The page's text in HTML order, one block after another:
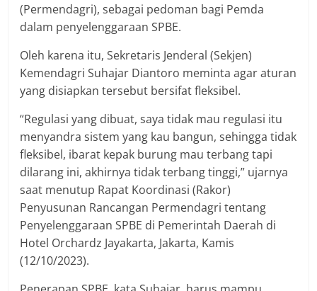
(Permendagri), sebagai pedoman bagi Pemda
dalam penyelenggaraan SPBE.
Oleh karena itu, Sekretaris Jenderal (Sekjen)
Kemendagri Suhajar Diantoro meminta agar aturan
yang disiapkan tersebut bersifat fleksibel.
“Regulasi yang dibuat, saya tidak mau regulasi itu
menyandra sistem yang kau bangun, sehingga tidak
fleksibel, ibarat kepak burung mau terbang tapi
dilarang ini, akhirnya tidak terbang tinggi,” ujarnya
saat menutup Rapat Koordinasi (Rakor)
Penyusunan Rancangan Permendagri tentang
Penyelenggaraan SPBE di Pemerintah Daerah di
Hotel Orchardz Jayakarta, Jakarta, Kamis
(12/10/2023).